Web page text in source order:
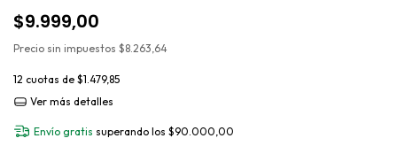
$9.999,00
Precio sin impuestos $8.263,64
12 cuotas de $1.479,85
Ver más detalles
Envío gratis superando los $90.000,00